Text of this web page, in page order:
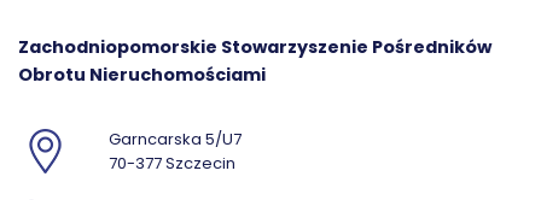
Zachodniopomorskie Stowarzyszenie Pośredników
Obrotu Nieruchomościami
Garncarska 5/U7
70-377 Szczecin